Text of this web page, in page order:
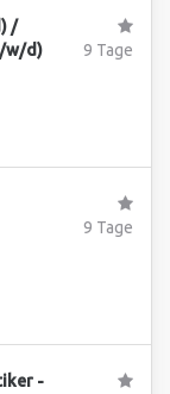
/
w/d)
9 Tage
9 Tage
-